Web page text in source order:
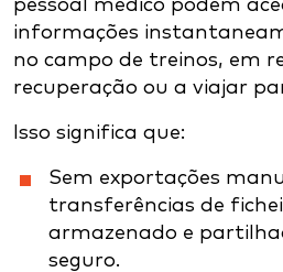
pessoal médico podem
informações
no campo de treinos, em
recuperação ou a viajar
Isso significa que:
Sem exportações
transferências de
armazenado e
seguro.